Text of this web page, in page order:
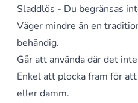
Sladdlös - Du begränsas
Väger mindre än en
behändig.
Går att använda där det
Enkel att plocka fram för
eller damm.